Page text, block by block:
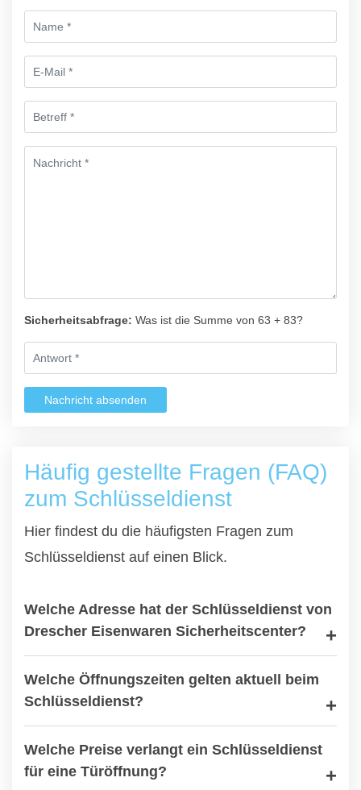
Sicherheitsabfrage: Was ist die Summe von 63 + 83?
Nachricht absenden
Häufig gestellte Fragen (FAQ)
zum Schlüsseldienst
Hier findest du die häufigsten Fragen zum
Schlüsseldienst auf einen Blick.
Welche Adresse hat der Schlüsseldienst von
Drescher Eisenwaren Sicherheitscenter?
Welche Öffnungszeiten gelten aktuell beim
Schlüsseldienst?
Welche Preise verlangt ein Schlüsseldienst
für eine Türöffnung?